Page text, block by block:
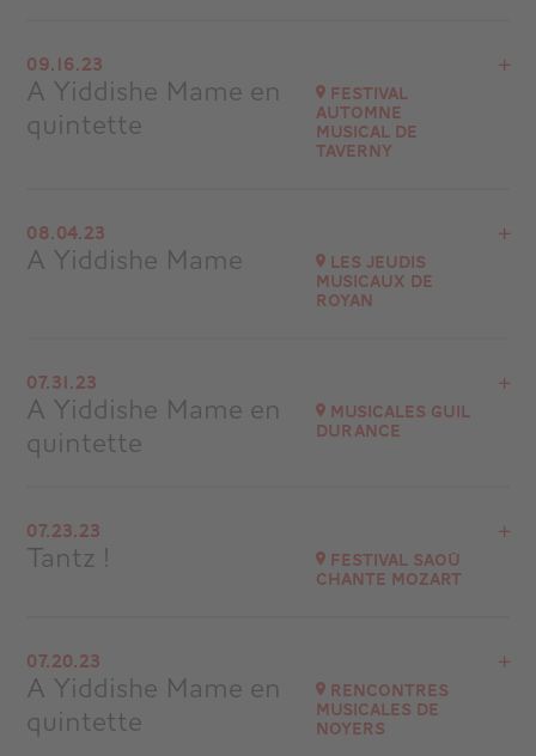
Mont-Saint-Michel
Go to site
09.16.23
A Yiddishe Mame en
quintette
Festival
Automne
musical de
Taverny
Festival Automne musical de Taverny
08.04.23
A Yiddishe Mame Les Jeudis
musicaux de
Royan
Royan (17)
at 21H00
Go to site
07.31.23
A Yiddishe Mame en
quintette
Musicales Guil
Durance
Musicales Guil Durance
07.23.23
Tantz ! Festival Saoû
chante Mozart
26400 Saoû
Go to site
07.20.23
A Yiddishe Mame en
quintette
Rencontres
Musicales de
Noyers